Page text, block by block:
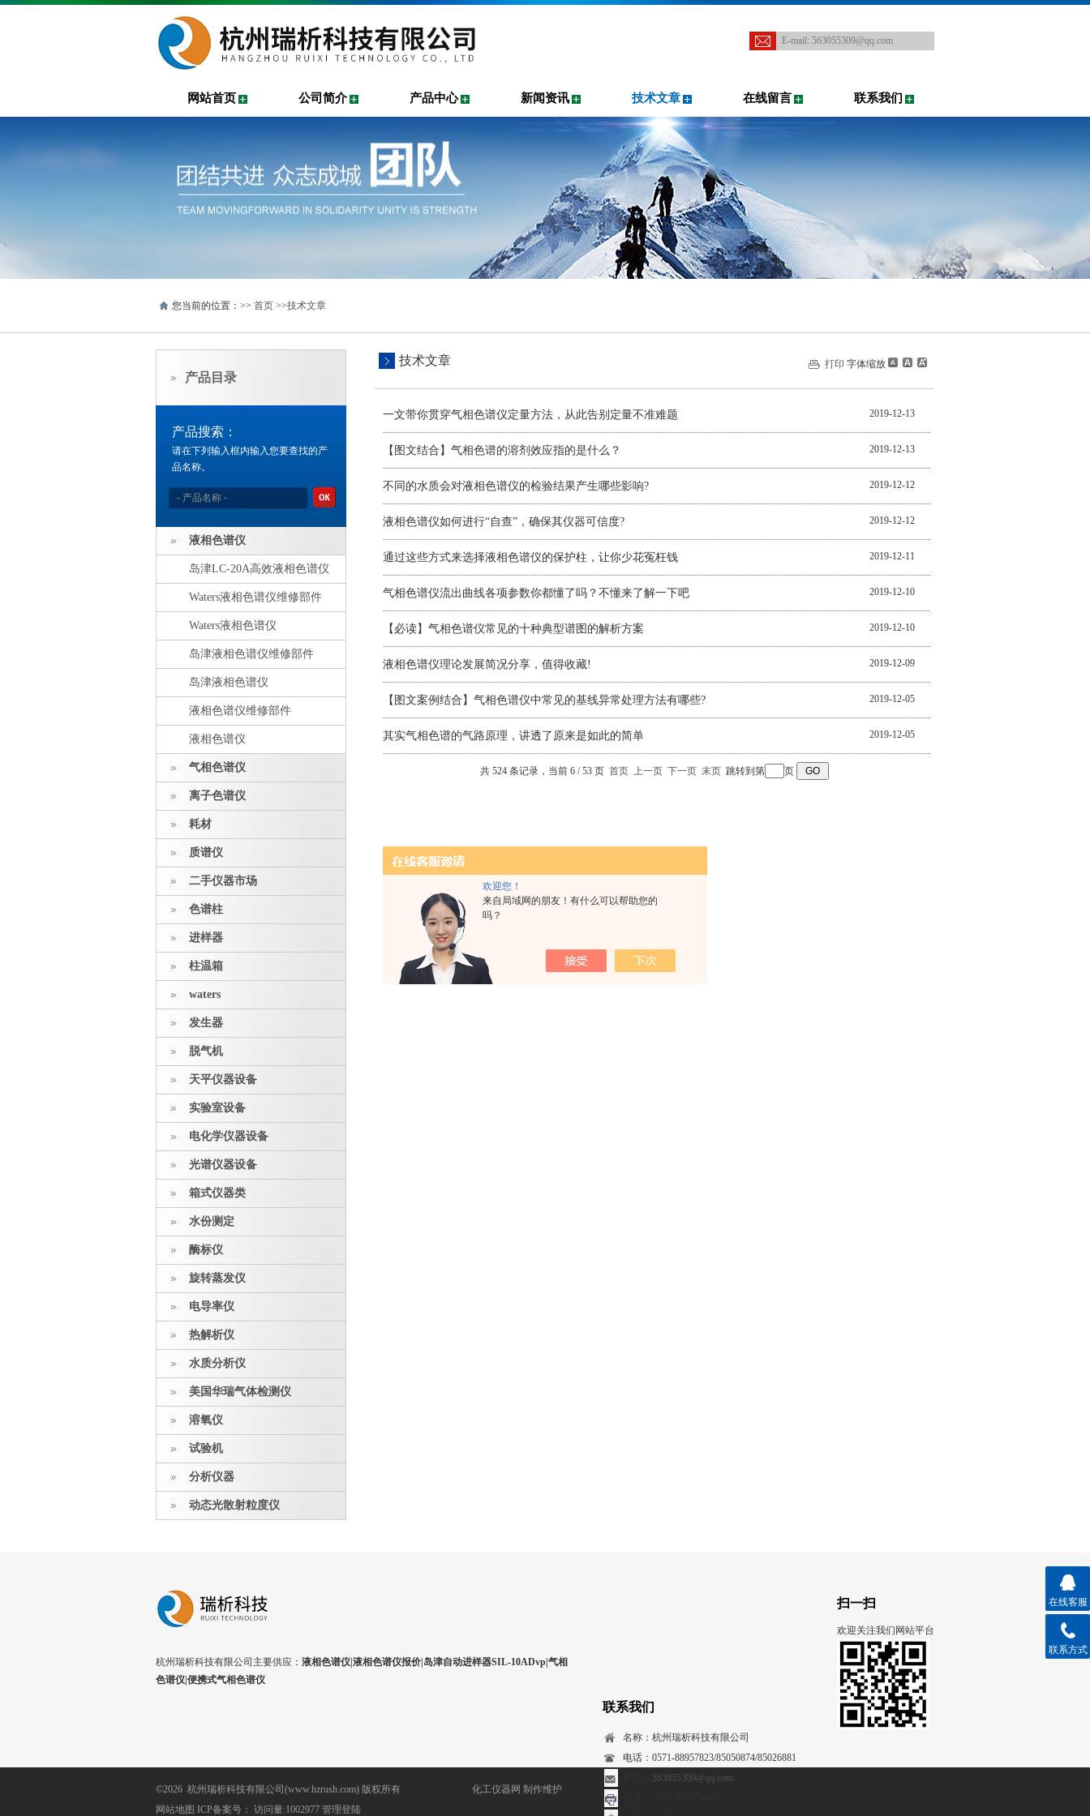
欢迎您！
来自局域网的朋友！有什么可以帮助您的
吗？
E-mail: 563055309@qq.com
网站首页 公司简介 产品中心 新闻资讯 技术文章 在线留言 联系我们
您当前的位置：>> 首页 >>技术文章
产品目录
产品搜索：
请在下列输入框内输入您要查找的产
品名称。
液相色谱仪
岛津LC-20A高效液相色谱仪
Waters液相色谱仪维修部件
Waters液相色谱仪
岛津液相色谱仪维修部件
岛津液相色谱仪
液相色谱仪维修部件
液相色谱仪
气相色谱仪
离子色谱仪
耗材
质谱仪
二手仪器市场
色谱柱
进样器
柱温箱
waters
发生器
脱气机
天平仪器设备
实验室设备
电化学仪器设备
光谱仪器设备
箱式仪器类
水份测定
酶标仪
旋转蒸发仪
电导率仪
热解析仪
水质分析仪
美国华瑞气体检测仪
溶氧仪
试验机
分析仪器
动态光散射粒度仪
技术文章 打印 字体缩放
一文带你贯穿气相色谱仪定量方法，从此告别定量不准难题 2019-12-13
【图文结合】气相色谱的溶剂效应指的是什么？ 2019-12-13
不同的水质会对液相色谱仪的检验结果产生哪些影响? 2019-12-12
液相色谱仪如何进行“自查”，确保其仪器可信度? 2019-12-12
通过这些方式来选择液相色谱仪的保护柱，让你少花冤枉钱 2019-12-11
气相色谱仪流出曲线各项参数你都懂了吗？不懂来了解一下吧 2019-12-10
【必读】气相色谱仪常见的十种典型谱图的解析方案 2019-12-10
液相色谱仪理论发展简况分享，值得收藏! 2019-12-09
【图文案例结合】气相色谱仪中常见的基线异常处理方法有哪些? 2019-12-05
其实气相色谱的气路原理，讲透了原来是如此的简单 2019-12-05
共 524 条记录，当前 6 / 53 页 首页 上一页 下一页 末页 跳转到第 页
杭州瑞析科技有限公司主要供应： 液相色谱仪|液相色谱仪报价|岛津自动进样器SIL-10ADvp|气相
色谱仪|便携式气相色谱仪
扫一扫
欢迎关注我们网站平台
联系我们
名称：杭州瑞析科技有限公司
电话：0571-88957823/85050874/85026881
563055309@qq.com
©2026 杭州瑞析科技有限公司(www.hzrush.com) 版权所有
网站地图 ICP备案号： 访问量:1002977 管理登陆
化工仪器网 制作维护
在线客服
联系方式